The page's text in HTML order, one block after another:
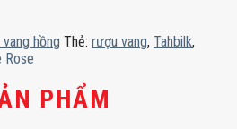
hồng Thẻ: rượu vang, Tahbilk,
Rose
PHẨM